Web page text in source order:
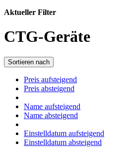
Aktueller Filter
CTG-Geräte
Sortieren nach
Preis aufsteigend
Preis absteigend
Name aufsteigend
Name absteigend
Einstelldatum aufsteigend
Einstelldatum absteigend